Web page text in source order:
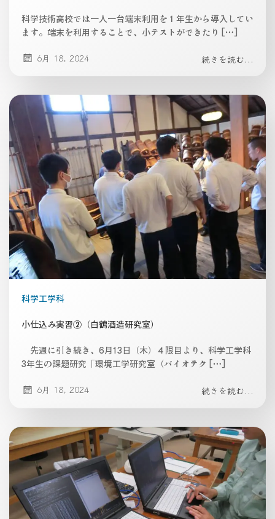
科学技術高校では一人一台端末利用を１年生から導入してい
ます。端末を利用することで、小テストができたり […]
6月 18, 2024 続きを読む...
科学工学科
小仕込み実習②（白鶴酒造研究室）
先週に引き続き、6月13日（木）４限目より、科学工学科
3年生の課題研究「環境工学研究室（バイオテク […]
6月 18, 2024 続きを読む...